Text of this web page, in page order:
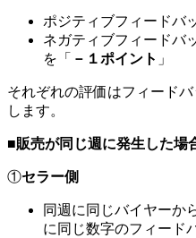
ポジティブフィードバ
ネガティブフィードバ
を「 －１ポイント 」
それぞれの評価はフィード
します。
■販売が同じ週に発生した場
①セラー側
同週に同じバイヤーか
に同じ数字のフィード